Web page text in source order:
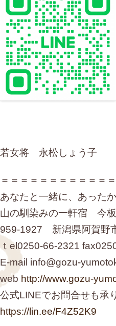
若女将 永松しょう子
＝＝＝＝＝＝＝＝＝＝＝
あなたと一緒に、あったか
山の馴染みの一軒宿 今
959-1927 新潟県阿賀野
ｔel0250-66-2321
E-mail info@gozu-
web http://www.gozu-
公式LINEでお問合せも承
https://lin.ee/F4Z52K9